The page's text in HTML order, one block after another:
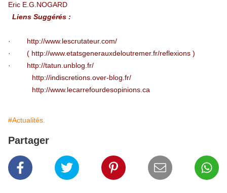
Eric E.G.NOGARD
Liens Suggérés :
·
http://www.lescrutateur.com/
· ( http://www.etatsgenerauxdeloutremer.fr/reflexions )
·
http://tatun.unblog.fr/
http://indiscretions.over-blog.fr/
http://www.lecarrefourdesopinions.ca
#Actualités.
Partager